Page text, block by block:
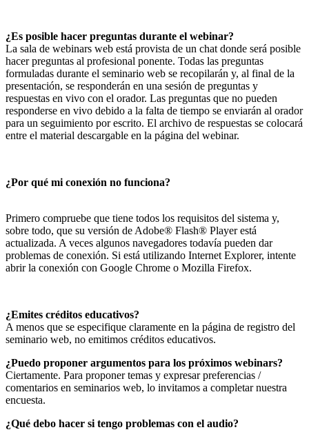
¿Es posible hacer preguntas durante el webinar?
La sala de webinars web está provista de un chat donde será posible
hacer preguntas al profesional ponente. Todas las preguntas
formuladas durante el seminario web se recopilarán y, al final de la
presentación, se responderán en una sesión de preguntas y
respuestas en vivo con el orador. Las preguntas que no pueden
responderse en vivo debido a la falta de tiempo se enviarán al orador
para un seguimiento por escrito. El archivo de respuestas se colocará
entre el material descargable en la página del webinar.
¿Por qué mi conexión no funciona?
Primero compruebe que tiene todos los requisitos del sistema y,
sobre todo, que su versión de Adobe® Flash® Player está
actualizada. A veces algunos navegadores todavía pueden dar
problemas de conexión. Si está utilizando Internet Explorer, intente
abrir la conexión con Google Chrome o Mozilla Firefox.
¿Emites créditos educativos?
A menos que se especifique claramente en la página de registro del
seminario web, no emitimos créditos educativos.
¿Puedo proponer argumentos para los próximos webinars?
Ciertamente. Para proponer temas y expresar preferencias /
comentarios en seminarios web, lo invitamos a completar nuestra
encuesta.
¿Qué debo hacer si tengo problemas con el audio?